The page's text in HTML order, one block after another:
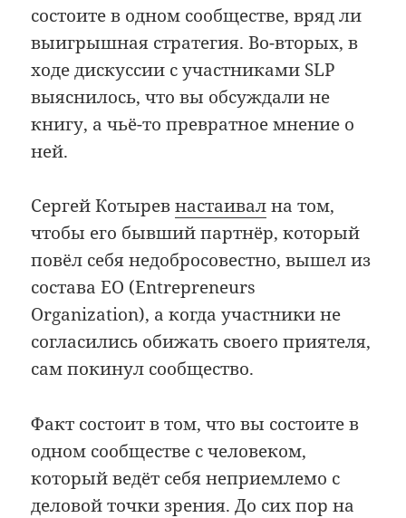
состоите в одном сообществе, вряд ли
выигрышная стратегия. Во-вторых, в
ходе дискуссии с участниками SLP
выяснилось, что вы обсуждали не
книгу, а чьё-то превратное мнение о
ней.
Сергей Котыревнастаивална том,
чтобы его бывший партнёр, который
повёл себя недобросовестно, вышел из
состава EO (Entrepreneurs
Organization), а когда участники не
согласились обижать своего приятеля,
сам покинул сообщество.
Факт состоит в том, что вы состоите в
одном сообществе с человеком,
который ведёт себя неприемлемо с
деловой точки зрения. До сих пор на